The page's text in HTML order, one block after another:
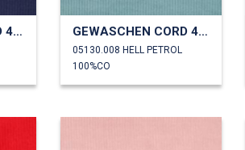
GEWASCHEN CORD 4.5W GEWASCHEN CORD 4.5W
05130.008 HELL PETROL
100%CO